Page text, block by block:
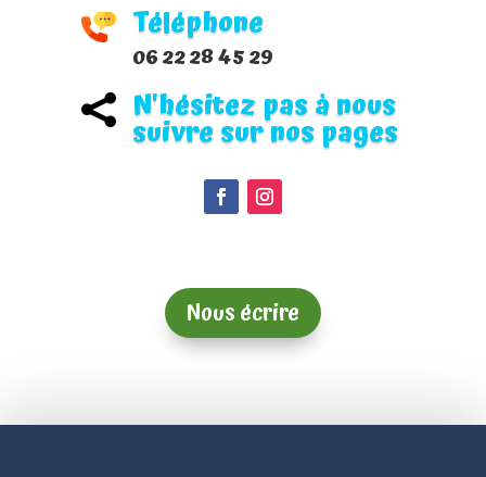
Téléphone
06 22 28 45 29
 N'hésitez pas à nous
suivre sur nos pages
Nous écrire